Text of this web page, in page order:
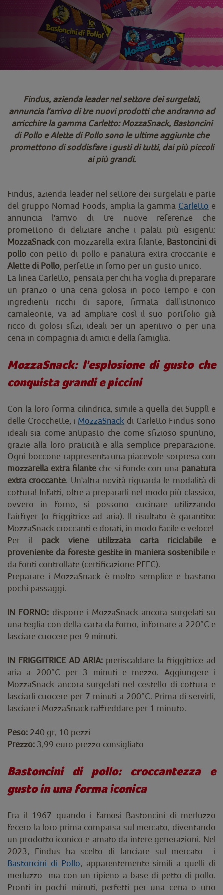
Findus, azienda leader nel settore dei surgelati,
annuncia l'arrivo di tre nuovi prodotti che andranno ad
arricchire la gamma Carletto: MozzaSnack, Bastoncini
di Pollo e Alette di Pollo sono le ultime aggiunte che
promettono di soddisfare i gusti di tutti, dai più piccoli
ai più grandi.
Findus, azienda leader nel settore dei surgelati e parte
del gruppo Nomad Foods, amplia la gamma Carletto e
annuncia l'arrivo di tre nuove referenze che
promettono di deliziare anche i palati più esigenti:
MozzaSnack con mozzarella extra filante, Bastoncini di
pollo con petto di pollo e panatura extra croccante e
Alette di Pollo, perfette in forno per un gusto unico.
La linea Carletto, pensata per chi ha voglia di preparare
un pranzo o una cena golosa in poco tempo e con
ingredienti ricchi di sapore, firmata dall’istrionico
camaleonte, va ad ampliare così il suo portfolio già
ricco di golosi sfizi, ideali per un aperitivo o per una
cena in compagnia di amici e della famiglia.
MozzaSnack: l'esplosione di gusto che
conquista grandi e piccini
Con la loro forma cilindrica, simile a quella dei Supplì e
delle Crocchette, i MozzaSnack di Carletto Findus sono
ideali sia come antipasto che come sfizioso spuntino,
grazie alla loro praticità e alla semplice preparazione.
Ogni boccone rappresenta una piacevole sorpresa con
mozzarella extra filante che si fonde con una panatura
extra croccante. Un'altra novità riguarda le modalità di
cottura! Infatti, oltre a prepararli nel modo più classico,
ovvero in forno, si possono cucinare utilizzando
l'airfryer (o friggitrice ad aria). Il risultato è garantito:
MozzaSnack croccanti e dorati, in modo facile e veloce!
Per il pack viene utilizzata carta riciclabile e
proveniente da foreste gestite in maniera sostenibile e
da fonti controllate (certificazione PEFC).
Preparare i MozzaSnack è molto semplice e bastano
pochi passaggi.
IN FORNO: disporre i MozzaSnack ancora surgelati su
una teglia con della carta da forno, infornare a 220°C e
lasciare cuocere per 9 minuti.
IN FRIGGITRICE AD ARIA: preriscaldare la friggitrice ad
aria a 200°C per 3 minuti e mezzo. Aggiungere i
MozzaSnack ancora surgelati nel cestello di cottura e
lasciarli cuocere per 7 minuti a 200°C. Prima di servirli,
lasciare i MozzaSnack raffreddare per 1 minuto.
Peso: 240 gr, 10 pezzi
Prezzo: 3,99 euro prezzo consigliato
Bastoncini di pollo: croccantezza e
gusto in una forma iconica
Era il 1967 quando i famosi Bastoncini di merluzzo
fecero la loro prima comparsa sul mercato, diventando
un prodotto iconico e amato da intere generazioni. Nel
2023, Findus ha scelto di lanciare sul mercato i
Bastoncini di Pollo, apparentemente simili a quelli di
merluzzo ma con un ripieno a base di petto di pollo.
Pronti in pochi minuti, perfetti per una cena o uno